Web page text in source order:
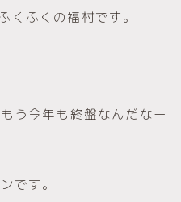
くふくの福村です。
う今年も終盤なんだなー
です。